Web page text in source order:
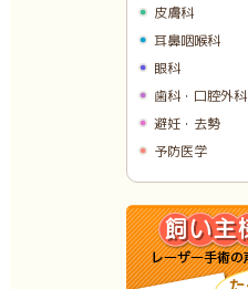
皮膚科
耳鼻咽喉科
眼科
歯科・口腔外科
避妊・去勢
予防医学